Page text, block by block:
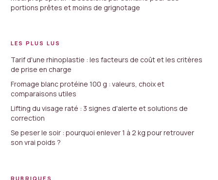
portions prêtes et moins de grignotage
LES PLUS LUS
Tarif d'une rhinoplastie : les facteurs de coût et les critères
de prise en charge
Fromage blanc protéine 100 g : valeurs, choix et
comparaisons utiles
Lifting du visage raté : 3 signes d'alerte et solutions de
correction
Se peser le soir : pourquoi enlever 1 à 2 kg pour retrouver
son vrai poids ?
RUBRIQUES